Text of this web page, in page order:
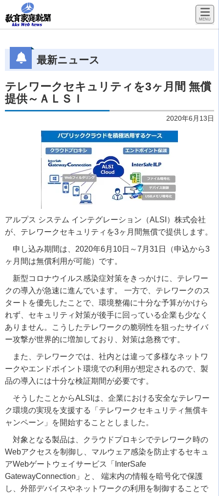
最新ニュース
テレワークセキュリティを3ヶ月間 無償
提供～ＡＬＳＩ
2020年6月13日
アルプス システム インテグレーション（ALSI）株式会社
が、テレワークセキュリティを3ヶ月間無償で提供します。
申し込み期間は、2020年6月10日～7月31日（申込から3
ヶ月間は無償利用が可能）です。
新型コロナウイルス感染症対策をきっかけに、テレワー
クの導入が急速に進んでいます。 一方で、テレワークのス
タートを優先したことで、環境整備に十分な予算がかけら
れず、セキュリティ対策が後手に回っている企業も少なく
ありません。こうしたテレワークの脆弱性を狙ったサイバ
ー攻撃が世界的に増加しており、対策は急務です。
また、テレワークでは、社内とは違って多様なネットワ
ークやエンドポイント環境での利用が想定されるので、製
品の導入には十分な検証期間が必要です。
そうしたことからALSIは、企業における安全なテレワー
ク環境の実現を支援する「テレワークセキュリティ無償キ
ャンペーン」を開始することとしました。
対象となる製品は、クラウドプロキシでテレワーク時の
Webアクセスを制御し、マルウェア感染を防止するセキュ
アWebゲートウェイサービス「InterSafe
GatewayConnection」と、 端末内の情報を暗号化で保護
し、外部デバイスやネットワークの利用を制御することで